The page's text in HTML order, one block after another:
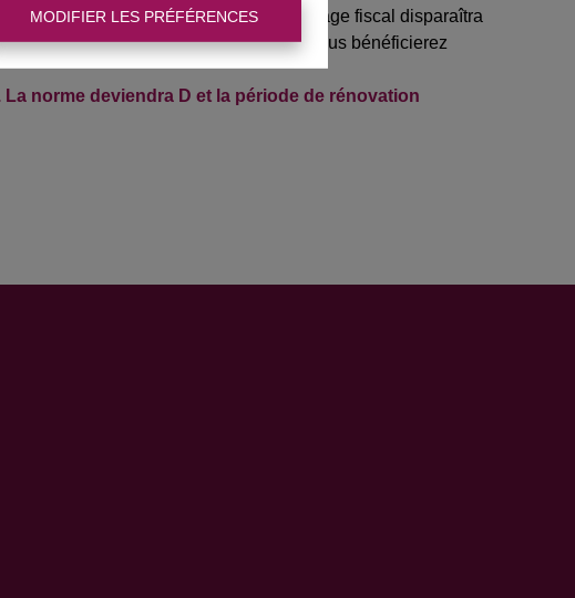
MODIFIER LES PRÉFÉRENCES
du précompte immobilier.Cet avantage fiscal disparaîtra
avant cette date? Dans ce cas, vous bénéficierez
norme deviendra D et la période de rénovation